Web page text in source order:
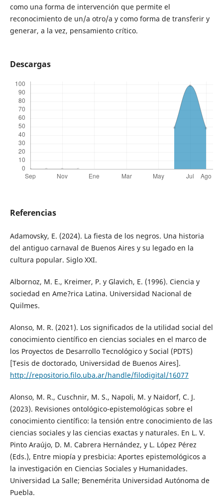
como una forma de intervención que permite el
reconocimiento de un/a otro/a y como forma de transferir y
generar, a la vez, pensamiento crítico.
Descargas
Referencias
Adamovsky, E. (2024). La fiesta de los negros. Una historia
del antiguo carnaval de Buenos Aires y su legado en la
cultura popular. Siglo XXI.
Albornoz, M. E., Kreimer, P. y Glavich, E. (1996). Ciencia y
sociedad en Ame?rica Latina. Universidad Nacional de
Quilmes.
Alonso, M. R. (2021). Los significados de la utilidad social del
conocimiento científico en ciencias sociales en el marco de
los Proyectos de Desarrollo Tecnológico y Social (PDTS)
[Tesis de doctorado, Universidad de Buenos Aires].
http://repositorio.filo.uba.ar/handle/filodigital/16077
Alonso, M. R., Cuschnir, M. S., Napoli, M. y Naidorf, C. J.
(2023). Revisiones ontológico-epistemológicas sobre el
conocimiento científico: la tensión entre conocimiento de las
ciencias sociales y las ciencias exactas y naturales. En L. V.
Pinto Araújo, D. M. Cabrera Hernández, y L. López Pérez
(Eds.), Entre miopía y presbicia: Aportes epistemológicos a
la investigación en Ciencias Sociales y Humanidades.
Universidad La Salle; Benemérita Universidad Autónoma de
Puebla.